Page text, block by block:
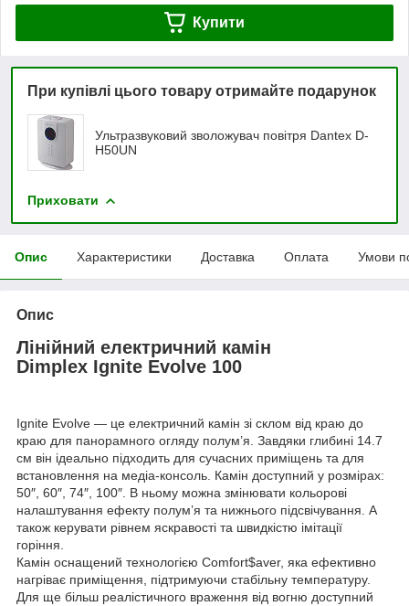
Купити
При купівлі цього товару отримайте подарунок
Ультразвуковий зволожувач повітря Dantex D-
H50UN
Приховати
Опис Характеристики Доставка Оплата Умови
Опис
Лінійний електричний камін
Dimplex Ignite Evolve 100
Ignite Evolve — це електричний камін зі склом від краю до
краю для панорамного огляду полум’я. Завдяки глибині 14.7
см він ідеально підходить для сучасних приміщень та для
встановлення на медіа-консоль. Камін доступний у розмірах:
50″, 60″, 74″, 100″. В ньому можна змінювати кольорові
налаштування ефекту полум’я та нижнього підсвічування. А
також керувати рівнем яскравості та швидкістю імітації
горіння.
Камін оснащений технологією Comfort$aver, яка ефективно
нагріває приміщення, підтримуючи стабільну температуру.
Для ще більш реалістичного враження від вогню доступний